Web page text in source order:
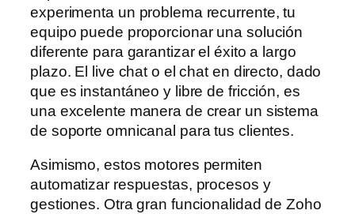
experimenta un problema recurrente, tu
equipo puede proporcionar una solución
diferente para garantizar el éxito a largo
plazo. El live chat o el chat en directo, dado
que es instantáneo y libre de fricción, es
una excelente manera de crear un sistema
de soporte omnicanal para tus clientes.
Asimismo, estos motores permiten
automatizar respuestas, procesos y
gestiones. Otra gran funcionalidad de Zoho